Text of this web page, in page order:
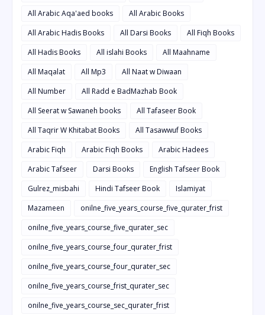
All Arabic Aqa'aed books
All Arabic Books
All Arabic Hadis Books
All Darsi Books
All Fiqh Books
All Hadis Books
All islahi Books
All Maahname
All Maqalat
All Mp3
All Naat w Diwaan
All Number
All Radd e BadMazhab Book
All Seerat w Sawaneh books
All Tafaseer Book
All Taqrir W Khitabat Books
All Tasawwuf Books
Arabic Fiqh
Arabic Fiqh Books
Arabic Hadees
Arabic Tafseer
Darsi Books
English Tafseer Book
Gulrez_misbahi
Hindi Tafseer Book
Islamiyat
Mazameen
onilne_five_years_course_five_qurater_frist
onilne_five_years_course_five_qurater_sec
onilne_five_years_course_four_qurater_frist
onilne_five_years_course_four_qurater_sec
onilne_five_years_course_frist_qurater_sec
onilne_five_years_course_sec_qurater_frist